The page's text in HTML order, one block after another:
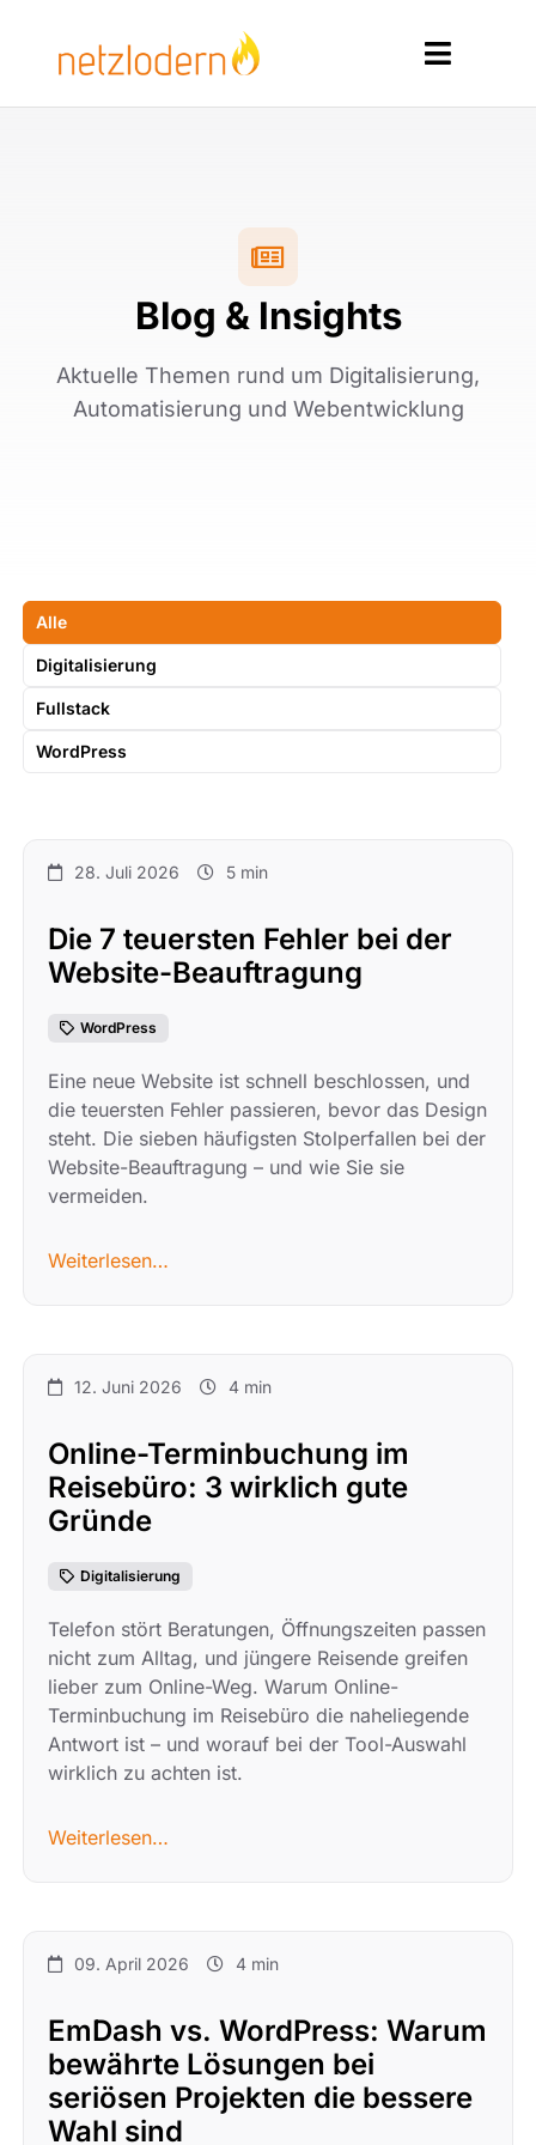
springen
Toggle
Kontakt
Blog & Insights
Aktuelle Themen rund um Digitalisierung,
Automatisierung und Webentwicklung
Alle
Digitalisierung
Fullstack
WordPress
28. Juli 2026 5 min
Die 7 teuersten Fehler bei der
Website-Beauftragung
WordPress
Eine neue Website ist schnell beschlossen, und
die teuersten Fehler passieren, bevor das Design
steht. Die sieben häufigsten Stolperfallen bei der
Website-Beauftragung – und wie Sie sie
vermeiden.
Weiterlesen…
12. Juni 2026 4 min
Online-Terminbuchung im
Reisebüro: 3 wirklich gute
Gründe
Digitalisierung
Telefon stört Beratungen, Öffnungszeiten passen
nicht zum Alltag, und jüngere Reisende greifen
lieber zum Online-Weg. Warum Online-
Terminbuchung im Reisebüro die naheliegende
Antwort ist – und worauf bei der Tool-Auswahl
wirklich zu achten ist.
Weiterlesen…
09. April 2026 4 min
EmDash vs. WordPress: Warum
bewährte Lösungen bei
seriösen Projekten die bessere
Wahl sind